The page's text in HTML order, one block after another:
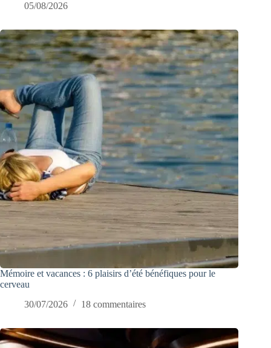
05/08/2026
Mémoire et vacances : 6 plaisirs d’été bénéfiques pour le
cerveau
30/07/2026
18 commentaires